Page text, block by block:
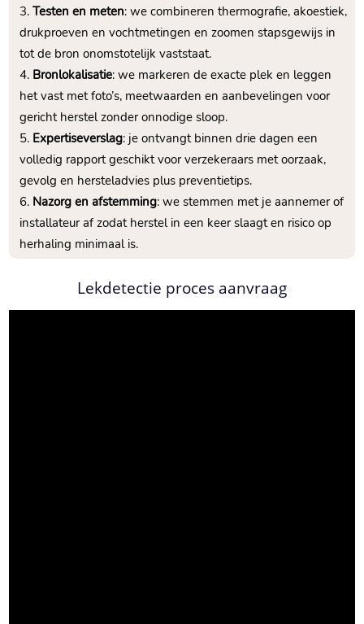
Testen en meten: we combineren thermografie, akoestiek,
drukproeven en vochtmetingen en zoomen stapsgewijs in
tot de bron onomstotelijk vaststaat.
Bronlokalisatie: we markeren de exacte plek en leggen
het vast met foto’s, meetwaarden en aanbevelingen voor
gericht herstel zonder onnodige sloop.
Expertiseverslag: je ontvangt binnen drie dagen een
volledig rapport geschikt voor verzekeraars met oorzaak,
gevolg en hersteladvies plus preventietips.
Nazorg en afstemming: we stemmen met je aannemer of
installateur af zodat herstel in een keer slaagt en risico op
herhaling minimaal is.
Lekdetectie proces aanvraag